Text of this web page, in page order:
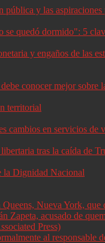
pública y las aspiraciones
se quedó dormido": 5
y engaños de las
conocer mejor sobre
territorial
cambios en servicios de
tras la caída de
la Dignidad Nacional
Queens, Nueva York,
al responsable